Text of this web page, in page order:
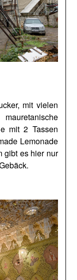
mit vielen
mit 2 Tassen
Lemonade
gibt es hier nur